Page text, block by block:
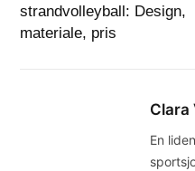
strandvolleyball: Design,
materiale, pris
Clara
En